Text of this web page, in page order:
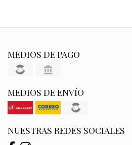
MEDIOS DE PAGO
MEDIOS DE ENVÍO
NUESTRAS REDES SOCIALES